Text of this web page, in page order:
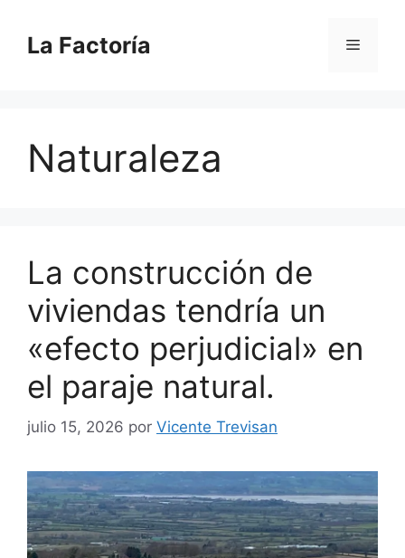
contenido
La Factoría Menú
Naturaleza
La construcción de
viviendas tendría un
«efecto perjudicial» en
el paraje natural.
julio 15, 2026 por Vicente Trevisan